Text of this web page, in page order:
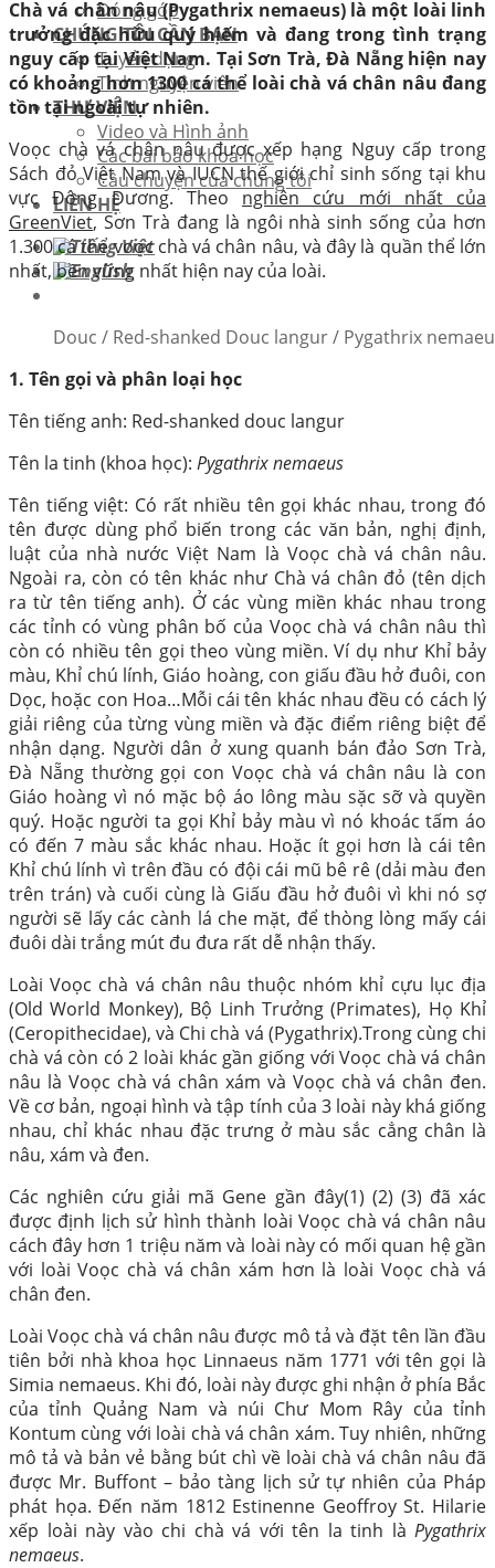
Đóng góp
CHÚNG TÔI CẦN BẠN
Tuyển dụng
Tình nguyện viên
THƯ VIỆN
Video và Hình ảnh
Các bài báo khoa học
Câu chuyện của chúng tôi
LIÊN HỆ
Chà vá chân nâu (Pygathrix nemaeus) là một loài linh
trưởng đặc hữu quý hiếm và đang trong tình trạng
nguy cấp tại Việt Nam. Tại Sơn Trà, Đà Nẵng hiện nay
có khoảng hơn 1300 cá thể loài chà vá chân nâu đang
tồn tại ngoài tự nhiên.
Voọc chà vá chân nâu được xếp hạng Nguy cấp trong
Sách đỏ Việt Nam và IUCN thế giới chỉ sinh sống tại khu
vực Đông Dương. Theo nghiên cứu mới nhất của
GreenViet, Sơn Trà đang là ngôi nhà sinh sống của hơn
1.300 cá thể voọc chà vá chân nâu, và đây là quần thể lớn
nhất, bền vững nhất hiện nay của loài.
Douc / Red-shanked Douc langur / Pygathrix
1. Tên gọi và phân loại học
Tên tiếng anh: Red-shanked douc langur
Tên la tinh (khoa học): Pygathrix nemaeus
Tên tiếng việt: Có rất nhiều tên gọi khác nhau, trong đó
tên được dùng phổ biến trong các văn bản, nghị định,
luật của nhà nước Việt Nam là Voọc chà vá chân nâu.
Ngoài ra, còn có tên khác như Chà vá chân đỏ (tên dịch
ra từ tên tiếng anh). Ở các vùng miền khác nhau trong
các tỉnh có vùng phân bố của Voọc chà vá chân nâu thì
còn có nhiều tên gọi theo vùng miền. Ví dụ như Khỉ bảy
màu, Khỉ chú lính, Giáo hoàng, con giấu đầu hở đuôi, con
Dọc, hoặc con Hoa…Mỗi cái tên khác nhau đều có cách lý
giải riêng của từng vùng miền và đặc điểm riêng biệt để
nhận dạng. Người dân ở xung quanh bán đảo Sơn Trà,
Đà Nẵng thường gọi con Voọc chà vá chân nâu là con
Giáo hoàng vì nó mặc bộ áo lông màu sặc sỡ và quyền
quý. Hoặc người ta gọi Khỉ bảy màu vì nó khoác tấm áo
có đến 7 màu sắc khác nhau. Hoặc ít gọi hơn là cái tên
Khỉ chú lính vì trên đầu có đội cái mũ bê rê (dải màu đen
trên trán) và cuối cùng là Giấu đầu hở đuôi vì khi nó sợ
người sẽ lấy các cành lá che mặt, để thòng lòng mấy cái
đuôi dài trắng mút đu đưa rất dễ nhận thấy.
Loài Voọc chà vá chân nâu thuộc nhóm khỉ cựu lục địa
(Old World Monkey), Bộ Linh Trưởng (Primates), Họ Khỉ
(Ceropithecidae), và Chi chà vá (Pygathrix).Trong cùng chi
chà vá còn có 2 loài khác gần giống với Voọc chà vá chân
nâu là Voọc chà vá chân xám và Voọc chà vá chân đen.
Về cơ bản, ngoại hình và tập tính của 3 loài này khá giống
nhau, chỉ khác nhau đặc trưng ở màu sắc cẳng chân là
nâu, xám và đen.
Các nghiên cứu giải mã Gene gần đây(1) (2) (3) đã xác
được định lịch sử hình thành loài Voọc chà vá chân nâu
cách đây hơn 1 triệu năm và loài này có mối quan hệ gần
với loài Voọc chà vá chân xám hơn là loài Voọc chà vá
chân đen.
Loài Voọc chà vá chân nâu được mô tả và đặt tên lần đầu
tiên bởi nhà khoa học Linnaeus năm 1771 với tên gọi là
Simia nemaeus. Khi đó, loài này được ghi nhận ở phía Bắc
của tỉnh Quảng Nam và núi Chư Mom Rây của tỉnh
Kontum cùng với loài chà vá chân xám. Tuy nhiên, những
mô tả và bản vẻ bằng bút chì về loài chà vá chân nâu đã
được Mr. Buffont – bảo tàng lịch sử tự nhiên của Pháp
phát họa. Đến năm 1812 Estinenne Geoffroy St. Hilarie
xếp loài này vào chi chà vá với tên la tinh là Pygathrix
nemaeus.